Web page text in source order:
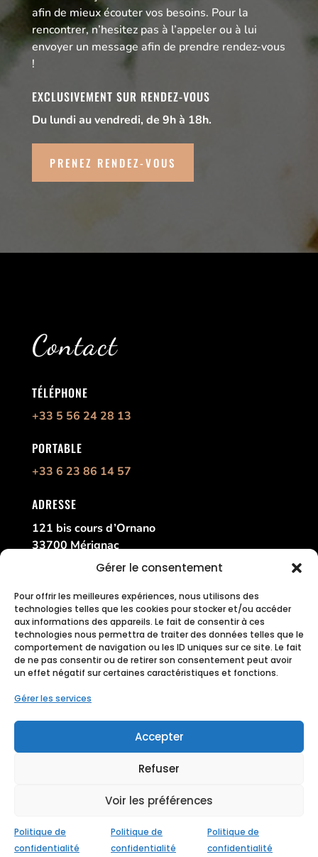
Gérer le consentement
Pour offrir les meilleures expériences, nous utilisons des
technologies telles que les cookies pour stocker et/ou accéder
aux informations des appareils. Le fait de consentir à ces
technologies nous permettra de traiter des données telles que le
comportement de navigation ou les ID uniques sur ce site. Le fait
de ne pas consentir ou de retirer son consentement peut avoir
un effet négatif sur certaines caractéristiques et fonctions.
Gérer les services
Accepter
Refuser
Voir les préférences
Politique de
confidentialité
Politique de
confidentialité
Politique de
confidentialité
afin de mieux écouter vos besoins. Pour la
rencontrer, n’hesitez pas à l’appeler ou à lui
envoyer un message afin de prendre rendez-vous
!
EXCLUSIVEMENT SUR RENDEZ-VOUS
Du lundi au vendredi, de 9h à 18h.
PRENEZ RENDEZ-VOUS
Contact
TÉLÉPHONE
+33 5 56 24 28 13
PORTABLE
+33 6 23 86 14 57
ADRESSE
121 bis cours d’Ornano
33700 Mérignac
StudioXine Communication